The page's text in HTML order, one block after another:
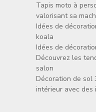
Tapis moto à
valorisant sa
Idées de
koala
Idées de
Découvrez les
salon
Décoration de sol
intérieur avec